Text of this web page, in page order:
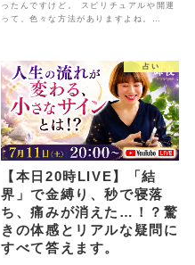
ったんですけど。 スピリチュアルや開運
って、色々な方法がありますよね。…
占い
【本日20時LIVE】「結
界」で金縛り、秒で寝落
ち、痛みが消えた…！？驚
きの体感とリアルな疑問に
すべて答えます。